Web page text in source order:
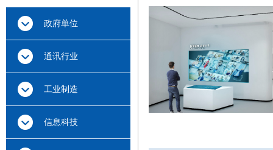
政府单位
通讯行业
工业制造
信息科技